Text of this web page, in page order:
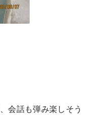
会話も弾み楽しそう